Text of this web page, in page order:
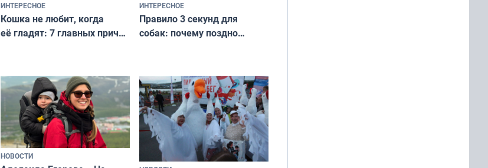
ИНТЕРЕСНОЕ
Кошка не любит, когда
её гладят: 7 главных причин
независимому питомцу
ИНТЕРЕСНОЕ
Правило 3 секунд для
собак: почему поздно
питомцу всё сразу и без
криков
НОВОСТИ